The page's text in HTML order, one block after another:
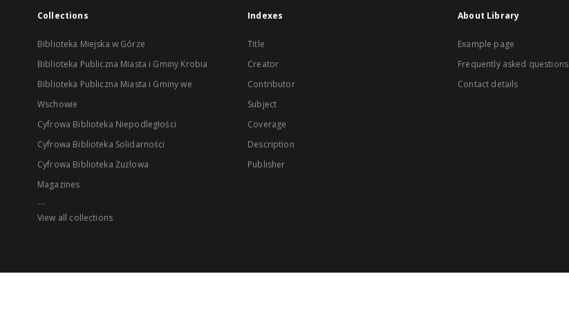
Collections
Biblioteka Miejska w Górze
Biblioteka Publiczna Miasta i Gminy Krobia
Biblioteka Publiczna Miasta i Gminy we
Wschowie
Cyfrowa Biblioteka Niepodległości
Cyfrowa Biblioteka Solidarności
Cyfrowa Biblioteka Żużlowa
Magazines
...
View all collections
Indexes
Title
Creator
Contributor
Subject
Coverage
Description
Publisher
About Library
Example page
Frequently asked questions
Contact details